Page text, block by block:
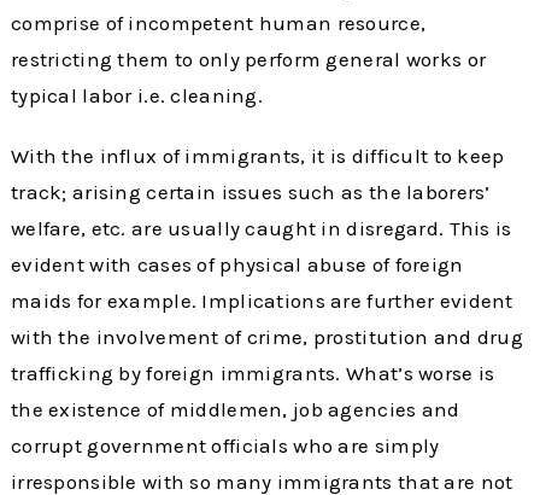
comprise of incompetent human resource,
restricting them to only perform general works or
typical labor i.e. cleaning.
With the influx of immigrants, it is difficult to keep
track; arising certain issues such as the laborers’
welfare, etc. are usually caught in disregard. This is
evident with cases of physical abuse of foreign
maids for example. Implications are further evident
with the involvement of crime, prostitution and drug
trafficking by foreign immigrants. What’s worse is
the existence of middlemen, job agencies and
corrupt government officials who are simply
irresponsible with so many immigrants that are not